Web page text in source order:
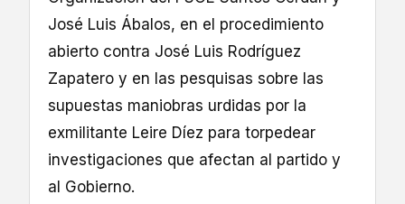
José Luis Ábalos, en el procedimiento
abierto contra José Luis Rodríguez
Zapatero y en las pesquisas sobre las
supuestas maniobras urdidas por la
exmilitante Leire Díez para torpedear
investigaciones que afectan al partido y
al Gobierno.